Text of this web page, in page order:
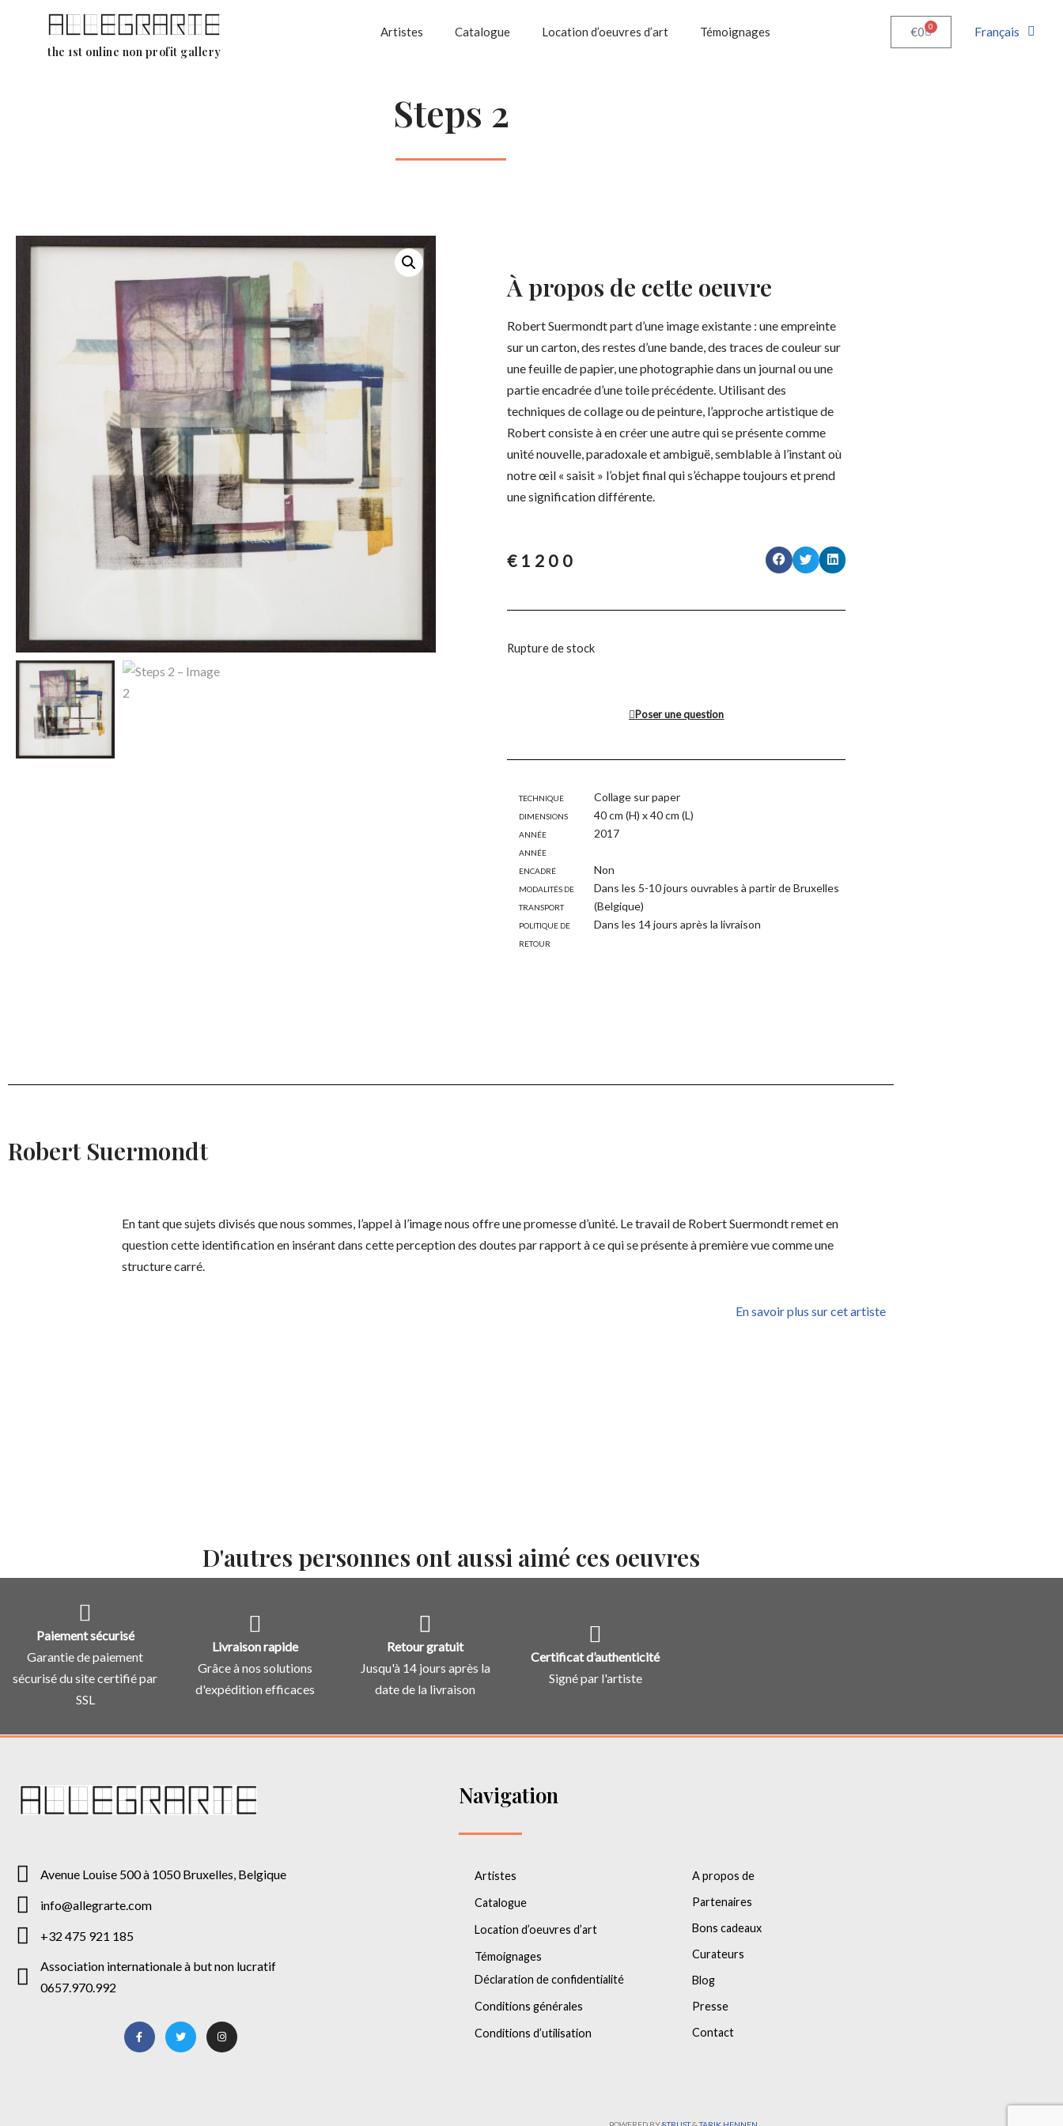
the 1st online non profit gallery
Artistes Catalogue Location d’oeuvres d’art Témoignages €0 0 Français
Steps 2
À propos de cette oeuvre
Robert Suermondt part d’une image existante : une empreinte
sur un carton, des restes d’une bande, des traces de couleur sur
une feuille de papier, une photographie dans un journal ou une
partie encadrée d’une toile précédente. Utilisant des
techniques de collage ou de peinture, l’approche artistique de
Robert consiste à en créer une autre qui se présente comme
unité nouvelle, paradoxale et ambiguë, semblable à l’instant où
notre œil « saisit » l’objet final qui s’échappe toujours et prend
une signification différente.
€ 1200
Rupture de stock
Poser une question
Technique
Collage sur paper
Dimensions
40 cm (H) x 40 cm (L)
Année
2017
Année
Encadré
Non
Modalités de
transport
Dans les 5-10 jours ouvrables à partir de Bruxelles
(Belgique)
Politique de
retour
Dans les 14 jours après la livraison
Robert Suermondt
En tant que sujets divisés que nous sommes, l’appel à l’image nous offre une promesse d’unité. Le travail de Robert Suermondt remet en
question cette identification en insérant dans cette perception des doutes par rapport à ce qui se présente à première vue comme une
structure carré.
En savoir plus sur cet artiste
D'autres personnes ont aussi aimé ces oeuvres
Paiement sécurisé
Garantie de paiement
sécurisé du site certifié par
SSL
Livraison rapide
Grâce à nos solutions
d'expédition efficaces
Retour gratuit
Jusqu'à 14 jours après la
date de la livraison
Certificat d’authenticité
Signé par l'artiste
Avenue Louise 500 à 1050 Bruxelles, Belgique
info@allegrarte.com
+32 475 921 185
Association internationale à but non lucratif
0657.970.992
Navigation
Artistes
Catalogue
Location d’oeuvres d’art
Témoignages
Déclaration de confidentialité
Conditions générales
Conditions d’utilisation
A propos de
Partenaires
Bons cadeaux
Curateurs
Blog
Presse
Contact